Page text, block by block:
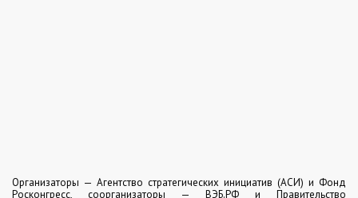
Организаторы — Агентство стратегических инициатив (АСИ) и Фонд
Росконгресс, соорганизаторы — ВЭБ.РФ и Правительство